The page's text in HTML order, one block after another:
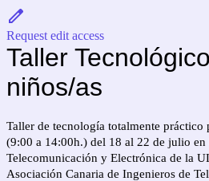
Request edit access
Taller
niños/as
Taller de tecnología totalmente práctico
(9:00 a 14:00h.) del 18 al 22 de julio en
Telecomunicación y Electrónica de la
Asociación Canaria de Ingenieros de